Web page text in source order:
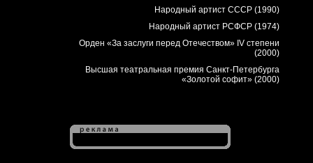
Народный артист СССР (1990)
Народный артист РСФСР (1974)
Орден «За заслуги перед Отечеством» IV степени
(2000)
Высшая театральная премия Санкт-Петербурга
«Золотой софит» (2000)